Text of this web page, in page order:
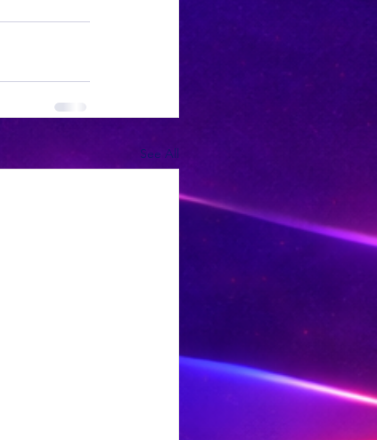
See All